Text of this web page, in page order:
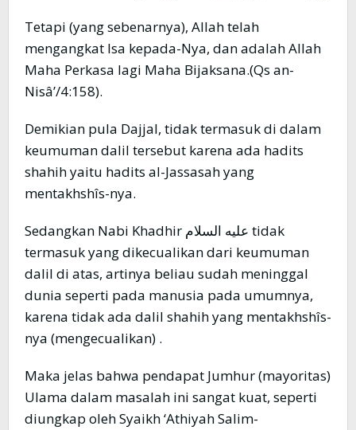
Tetapi (yang sebenarnya), Allah telah
mengangkat Isa kepada-Nya, dan adalah Allah
Maha Perkasa lagi Maha Bijaksana.(Qs an-
Nisâ’/4:158).
Demikian pula Dajjal, tidak termasuk di dalam
keumuman dalil tersebut karena ada hadits
shahih yaitu hadits al-Jassasah yang
mentakhshîs-nya.
Sedangkan Nabi Khadhir عليه السلام tidak
termasuk yang dikecualikan dari keumuman
dalil di atas, artinya beliau sudah meninggal
dunia seperti pada manusia pada umumnya,
karena tidak ada dalil shahih yang mentakhshîs-
nya (mengecualikan) .
Maka jelas bahwa pendapat Jumhur (mayoritas)
Ulama dalam masalah ini sangat kuat, seperti
diungkap oleh Syaikh ‘Athiyah Salim-